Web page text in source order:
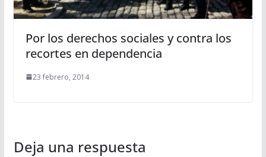
Por los derechos sociales y contra los
recortes en dependencia
23 febrero, 2014
Deja una respuesta